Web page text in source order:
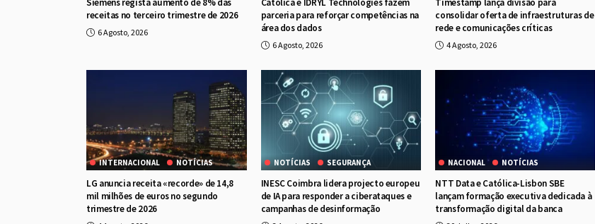
Siemens regista aumento de 8% das
receitas no terceiro trimestre de 2026
6 Agosto, 2026
Católica e IDRYL Technologies fazem
parceria para reforçar competências na
área dos dados
6 Agosto, 2026
Timestamp lança divisão para
consolidar oferta de infraestruturas de
rede e comunicações críticas
4 Agosto, 2026
INTERNACIONAL NOTÍCIAS
LG anuncia receita «recorde» de 14,8
mil milhões de euros no segundo
trimestre de 2026
NOTÍCIAS SEGURANÇA
INESC Coimbra lidera projecto europeu
de IA para responder a ciberataques e
campanhas de desinformação
NACIONAL NOTÍCIAS
NTT Data e Católica-Lisbon SBE
lançam formação executiva dedicada à
transformação digital da banca